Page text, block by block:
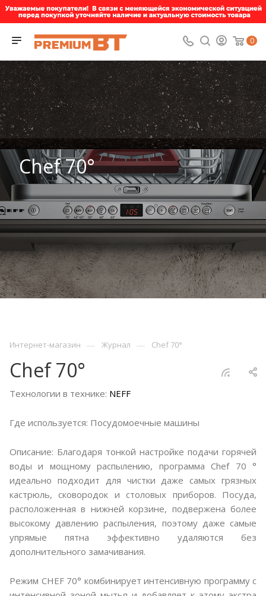
0
Chef 70°
Интернет-магазин — Журнал — Chef 70°
Chef 70°
Технологии в технике: NEFF
Где используется: Посудомоечные машины
Описание: Благодаря тонкой настройке подачи горячей
воды и мощному распылению, программа Chef 70 °
идеально подходит для чистки даже самых грязных
кастрюль, сковородок и столовых приборов. Посуда,
расположенная в нижней корзине, подвержена более
высокому давлению распыления, поэтому даже самые
упрямые пятна эффективно удаляются без
дополнительного замачивания.
Режим CHEF 70° комбинирует интенсивную программу с